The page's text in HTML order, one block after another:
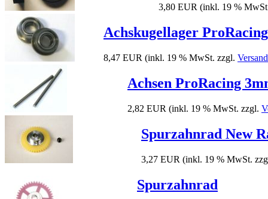
3,80 EUR (inkl. 19 %
Achskugellager
8,47 EUR (inkl. 19 % MwSt. zzgl.
Achsen ProRacing
2,82 EUR (inkl. 19 % MwSt. zzgl.
Spurzahnrad New
3,27 EUR (inkl. 19 % MwSt.
Spurzahnrad